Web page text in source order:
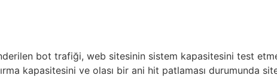
bot trafiği, web sitesinin sistem kapasitesini test
kapasitesini ve olası bir ani hit patlaması durumunda